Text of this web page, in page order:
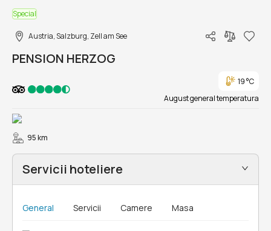
Special
Austria, Salzburg, Zell am See
PENSION HERZOG
19 °C
August general temperatura
95 km
Servicii hoteliere
General Servicii Camere Masa